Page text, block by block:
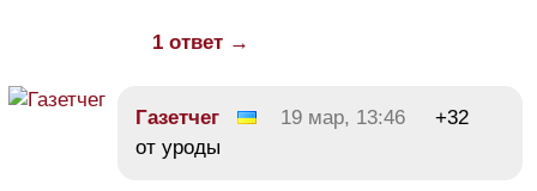
1 ответ →
Газетчег 19 мар, 13:46
+32
от уроды